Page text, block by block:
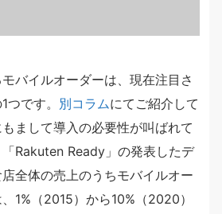
バイルオーダーは、現在注目さ
です。 別コラムにてご紹介して
まして導入の必要性が叫ばれて
Rakuten Ready」の発表したデ
全体の売上のうちモバイルオー
1%（2015）から10%（2020）